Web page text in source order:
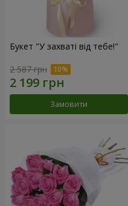
Букет "У захваті від тебе!"
2 587 грн
Замовити